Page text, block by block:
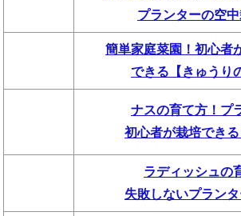
プランターの空
簡単家庭菜園！初心者
できる【きゅうり
ナスの育て方！プ
初心者が栽培でき
ラディッシュの
失敗しないプラン